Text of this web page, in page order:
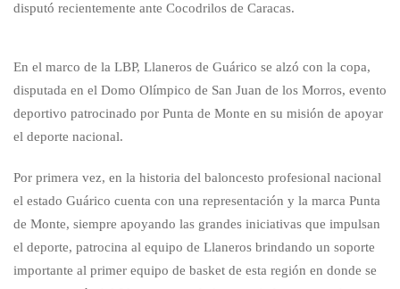
disputó recientemente ante Cocodrilos de Caracas.
En el marco de la LBP, Llaneros de Guárico se alzó con la copa,
disputada en el Domo Olímpico de San Juan de los Morros, evento
deportivo patrocinado por Punta de Monte en su misión de apoyar
el deporte nacional.
Por primera vez, en la historia del baloncesto profesional nacional
el estado Guárico cuenta con una representación y la marca Punta
de Monte, siempre apoyando las grandes iniciativas que impulsan
el deporte, patrocina al equipo de Llaneros brindando un soporte
importante al primer equipo de basket de esta región en donde se